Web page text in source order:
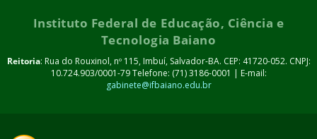
Instituto Federal de Educação, Ciência e
Tecnologia Baiano
Reitoria: Rua do Rouxinol, nº 115, Imbuí, Salvador-BA. CEP: 41720-052. CNPJ:
10.724.903/0001-79 Telefone: (71) 3186-0001 | E-mail:
gabinete@ifbaiano.edu.br